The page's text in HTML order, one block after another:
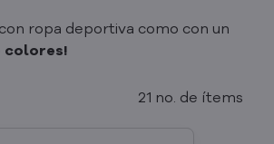
ropa deportiva como con un
colores!
21 no. de ítems